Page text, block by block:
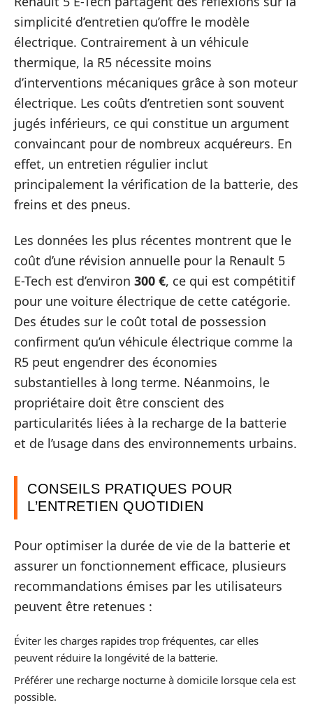
simplicité d’entretien qu’offre le modèle
électrique. Contrairement à un véhicule
thermique, la R5 nécessite moins
d’interventions mécaniques grâce à son moteur
électrique. Les coûts d’entretien sont souvent
jugés inférieurs, ce qui constitue un argument
convaincant pour de nombreux acquéreurs. En
effet, un entretien régulier inclut
principalement la vérification de la batterie, des
freins et des pneus.
Les données les plus récentes montrent que le
coût d’une révision annuelle pour la Renault 5
E-Tech est d’environ 300 €, ce qui est compétitif
pour une voiture électrique de cette catégorie.
Des études sur le coût total de possession
confirment qu’un véhicule électrique comme la
R5 peut engendrer des économies
substantielles à long terme. Néanmoins, le
propriétaire doit être conscient des
particularités liées à la recharge de la batterie
et de l’usage dans des environnements urbains.
CONSEILS PRATIQUES POUR
L’ENTRETIEN QUOTIDIEN
Pour optimiser la durée de vie de la batterie et
assurer un fonctionnement efficace, plusieurs
recommandations émises par les utilisateurs
peuvent être retenues :
Éviter les charges rapides trop fréquentes, car elles
peuvent réduire la longévité de la batterie.
Préférer une recharge nocturne à domicile lorsque cela est
possible.